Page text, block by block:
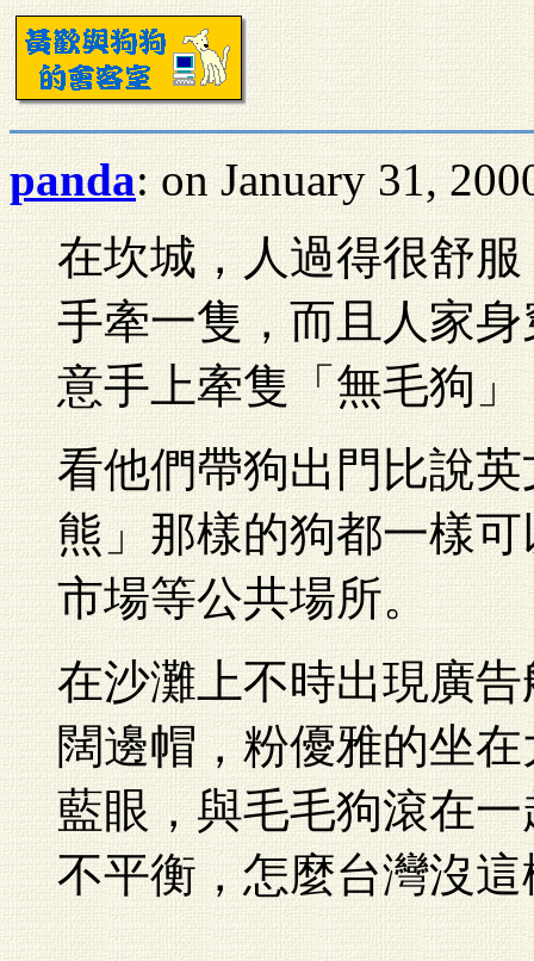
panda: on January 31,
在坎城，人過得很舒
手牽一隻，而且人家
意手上牽隻「無毛狗
看他們帶狗出門比說
熊」那樣的狗都一樣
市場等公共場所。
在沙灘上不時出現廣
闊邊帽，粉優雅的坐
藍眼，與毛毛狗滾在
不平衡，怎麼台灣沒